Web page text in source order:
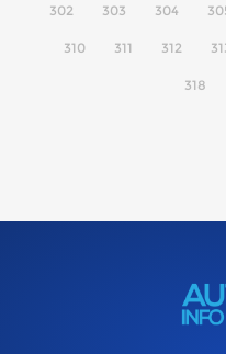
302 303 304
310 311 312
318